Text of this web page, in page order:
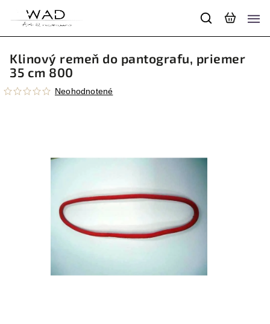
Klinový remeň do pantografu, priemer
35 cm 800
Neohodnotené